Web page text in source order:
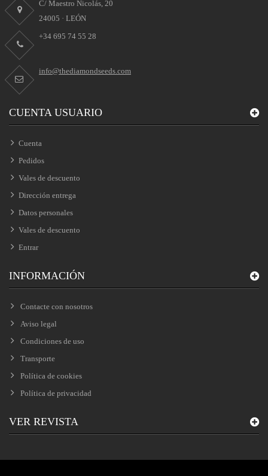
C/ Maestro Nicolás, 20
24005 · LEÓN
+34 695 74 55 28
info@thediamondseeds.com
CUENTA USUARIO
Cuenta
Pedidos
Vales de descuento
Dirección entrega
Datos personales
Vales de descuento
Entrar
INFORMACIÓN
Contacte con nosotros
Aviso legal
Condiciones de uso
Transporte
Política de cookies
Política de privacidad
VER REVISTA